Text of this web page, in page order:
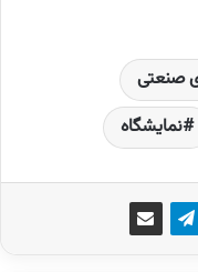
صنعتی
نمایشگاه